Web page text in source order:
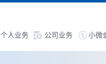
个人业务 公司业务 小微